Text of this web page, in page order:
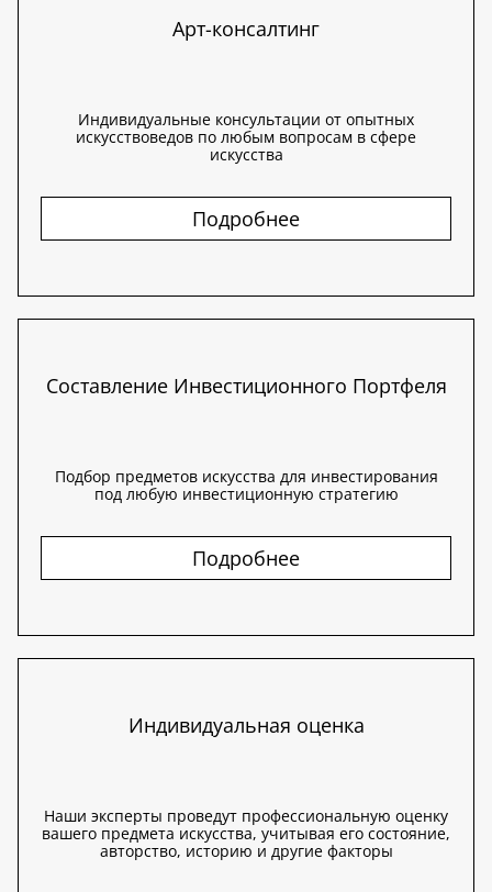
Арт-консалтинг
Индивидуальные консультации от опытных
искусствоведов по любым вопросам в сфере
искусства
Подробнее
Составление Инвестиционного Портфеля
Подбор предметов искусства для инвестирования
под любую инвестиционную стратегию
Подробнее
Индивидуальная оценка
Наши эксперты проведут профессиональную оценку
вашего предмета искусства, учитывая его состояние,
авторство, историю и другие факторы